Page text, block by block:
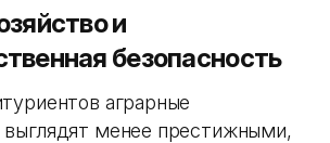
и
безопасность
аграрные
выглядят менее престижными,